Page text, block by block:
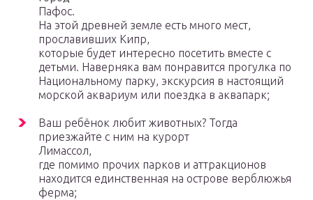
Пафос.
На этой древней земле есть много мест,
прославивших Кипр,
которые будет интересно посетить вместе с
детьми. Наверняка вам понравится прогулка по
Национальному парку, экскурсия в настоящий
морской аквариум или поездка в аквапарк;
Ваш ребёнок любит животных? Тогда
приезжайте с ним на курорт
Лимассол,
где помимо прочих парков и аттракционов
находится единственная на острове верблюжья
ферма;